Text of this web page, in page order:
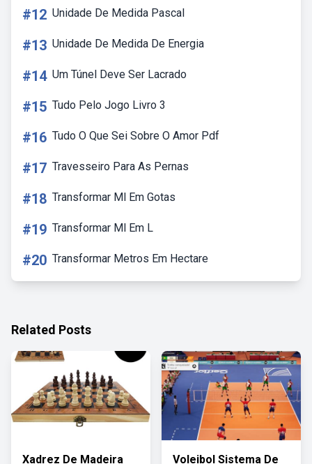
#12 Unidade De Medida Pascal
#13 Unidade De Medida De Energia
#14 Um Túnel Deve Ser Lacrado
#15 Tudo Pelo Jogo Livro 3
#16 Tudo O Que Sei Sobre O Amor Pdf
#17 Travesseiro Para As Pernas
#18 Transformar Ml Em Gotas
#19 Transformar Ml Em L
#20 Transformar Metros Em Hectare
Related Posts
Xadrez De Madeira Voleibol Sistema De